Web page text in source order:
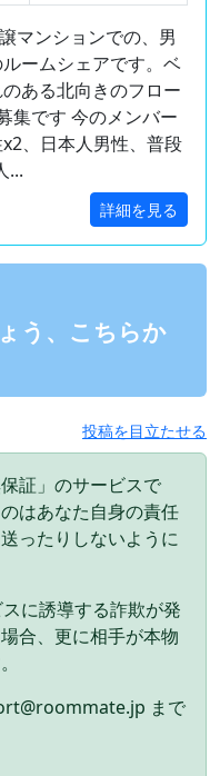
マンションでの、男
ームシェアです。ベ
ある北向きのフロー
集です 今のメンバー
、日本人男性、普段
...
詳細を見る
う、こちらか
投稿を目立たせる
証」のサービスで
はあなた自身の責任
ったりしないように
に誘導する詐欺が発
合、更に相手が本物
まで